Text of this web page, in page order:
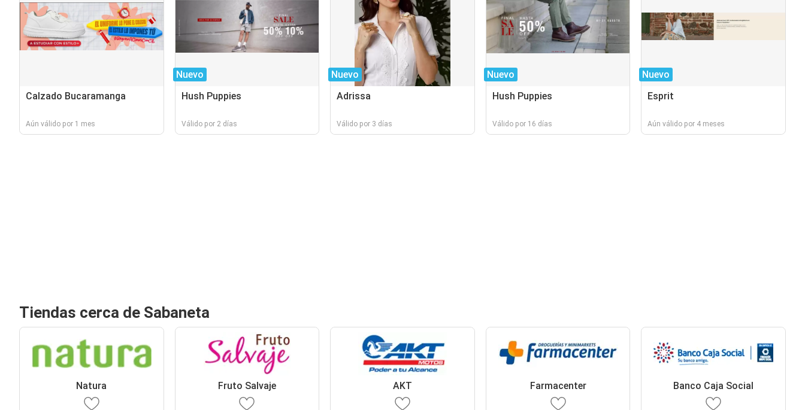
Calzado Bucaramanga
Aún válido por 1 mes
Nuevo
Hush Puppies
Válido por 2 días
Nuevo
Adrissa
Válido por 3 días
Nuevo
Hush Puppies
Válido por 16 días
Nuevo
Esprit
Aún válido por 4 meses
Tiendas cerca de Sabaneta
Natura Fruto Salvaje AKT Farmacenter Banco Caja Social